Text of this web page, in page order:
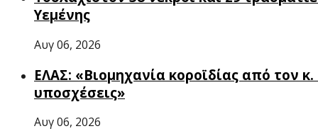
Υεμένης
Αυγ 06, 2026
ΕΛΑΣ: «Βιομηχανία κοροϊδίας από τον
υποσχέσεις»
Αυγ 06, 2026